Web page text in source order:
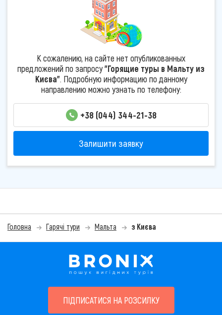
К сожалению, на сайте нет опубликованных
предложений по запросу"Горящие туры в Мальту из
Києва". Подробную информацию по данному
направлению можно узнать по телефону:
+38 (044) 344-21-38
Залишити заявку
Головна Гарячі тури Мальта з Києва
ПІДПИСАТИСЯ НА РОЗСИЛКУ